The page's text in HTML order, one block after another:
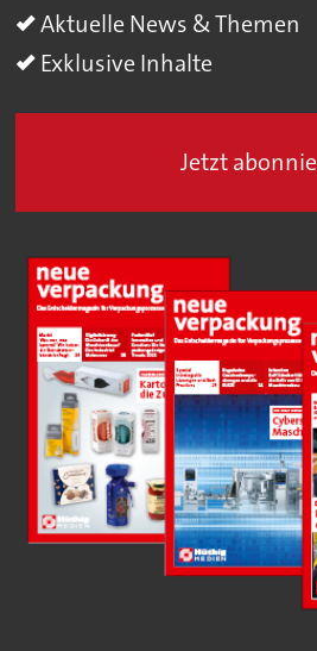
Aktuelle News & Themen
Exklusive Inhalte
Jetzt